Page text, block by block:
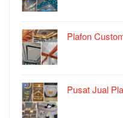
Plafon
Pusat Jual